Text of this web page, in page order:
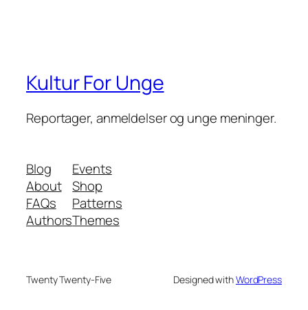
Kultur For Unge
Reportager, anmeldelser og unge meninger.
Blog
About
FAQs
Authors
Events
Shop
Patterns
Themes
Twenty Twenty-Five Designed withWordPress